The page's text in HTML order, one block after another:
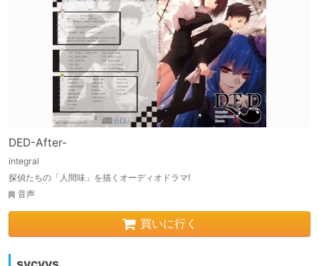
DED-After-
integral
探偵たちの「人間味」を描くオーディオドラマ!
音声
買いに行く